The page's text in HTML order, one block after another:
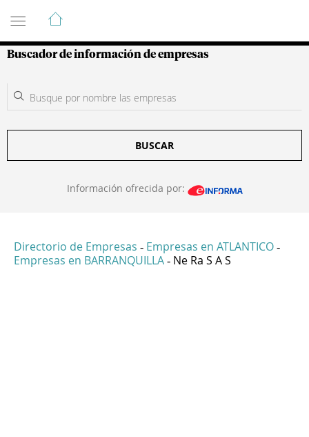
Guía de Empresas Colombianas
Buscador de información de empresas
BUSCAR
Información ofrecida por:
Directorio de Empresas - Empresas en ATLANTICO -
Empresas en BARRANQUILLA - Ne Ra S A S